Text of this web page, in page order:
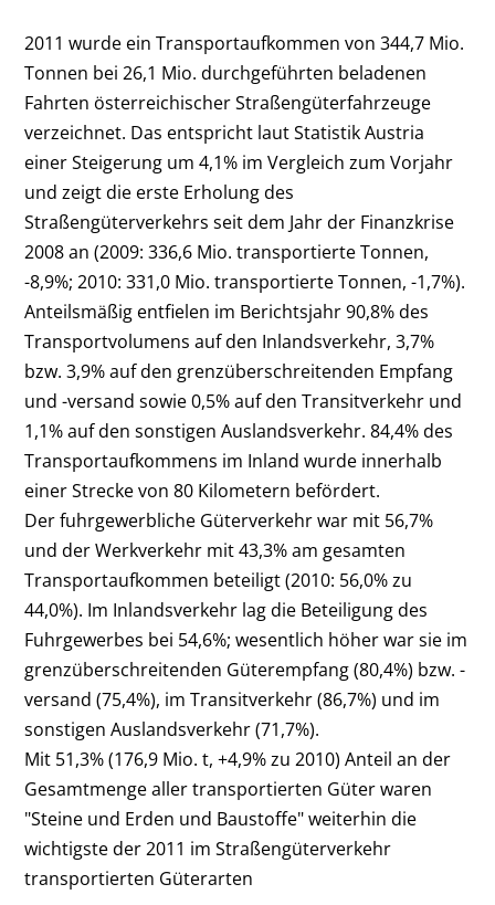
2011 wurde ein Transportaufkommen von 344,7 Mio.
Tonnen bei 26,1 Mio. durchgeführten beladenen
Fahrten österreichischer Straßengüterfahrzeuge
verzeichnet. Das entspricht laut Statistik Austria
einer Steigerung um 4,1% im Vergleich zum Vorjahr
und zeigt die erste Erholung des
Straßengüterverkehrs seit dem Jahr der Finanzkrise
2008 an (2009: 336,6 Mio. transportierte Tonnen,
-8,9%; 2010: 331,0 Mio. transportierte Tonnen, -1,7%).
Anteilsmäßig entfielen im Berichtsjahr 90,8% des
Transportvolumens auf den Inlandsverkehr, 3,7%
bzw. 3,9% auf den grenzüberschreitenden Empfang
und -versand sowie 0,5% auf den Transitverkehr und
1,1% auf den sonstigen Auslandsverkehr. 84,4% des
Transportaufkommens im Inland wurde innerhalb
einer Strecke von 80 Kilometern befördert.
Der fuhrgewerbliche Güterverkehr war mit 56,7%
und der Werkverkehr mit 43,3% am gesamten
Transportaufkommen beteiligt (2010: 56,0% zu
44,0%). Im Inlandsverkehr lag die Beteiligung des
Fuhrgewerbes bei 54,6%; wesentlich höher war sie im
grenzüberschreitenden Güterempfang (80,4%) bzw. -
versand (75,4%), im Transitverkehr (86,7%) und im
sonstigen Auslandsverkehr (71,7%).
Mit 51,3% (176,9 Mio. t, +4,9% zu 2010) Anteil an der
Gesamtmenge aller transportierten Güter waren
"Steine und Erden und Baustoffe" weiterhin die
wichtigste der 2011 im Straßengüterverkehr
transportierten Güterarten